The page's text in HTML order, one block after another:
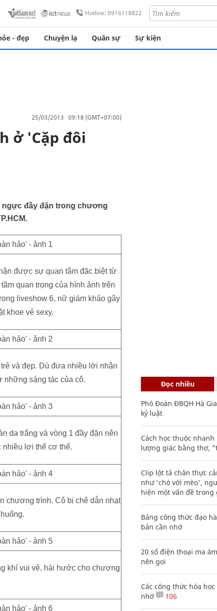
Hotline: 0916118822
- đẹp Chuyện lạ Quân sự Sự kiện
25/03/2013 09:18 (GMT+07:00)
ở 'Cặp đôi
ngực đầy đặn trong chương
được sự quan tâm đặc biệt từ
quan trọng của hình ảnh trên
liveshow 6, nữ giám khảo gây
khoe vẻ sexy.
và đẹp. Dù đưa nhiều lời nhận
những sáng tác của cô.
da trắng và vòng 1 đầy đặn nên
nhiều lợi thế cơ thể.
chương trình. Cô bị chê dẫn nhạt
khí vui vẻ, hài hước cho chương
Đọc nhiều
Phó Đoàn ĐBQH Hà
kỷ luật
Cách học thuộc
lượng giác bằng thơ,
Clip lột tả chân thực
như 'chó với mèo',
hiện một vấn đề trong
Bảng công thức đạo
bản cần nhớ
20 số điện thoại ma
nên gọi
Các công thức hóa
nhớ
106